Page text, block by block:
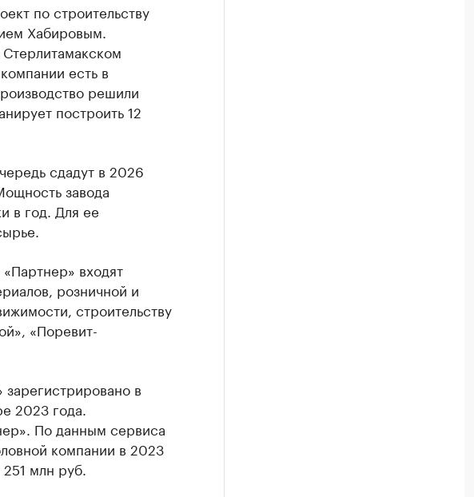
по строительству
Хабировым.
есть в
решили
построить 12
сдадут в 2026
завода
в год. Для ее
входят
розничной и
строительству
«Поревит-
в
2023 года.
По данным сервиса
компании в 2023
млн руб.